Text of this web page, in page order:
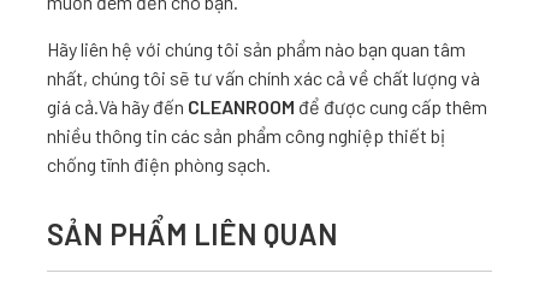
Hãy liên hệ với chúng tôi sản phẩm nào bạn quan tâm
nhất, chúng tôi sẽ tư vấn chính xác cả về chất lượng và
giá cả.Và hãy đến CLEANROOM để được cung cấp thêm
nhiều thông tin các sản phẩm công nghiệp thiết bị
chống tĩnh điện phòng sạch.
SẢN PHẨM LIÊN QUAN